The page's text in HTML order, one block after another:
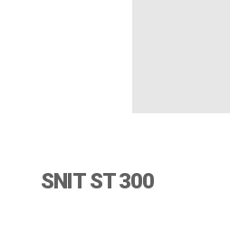
SNIT ST 300